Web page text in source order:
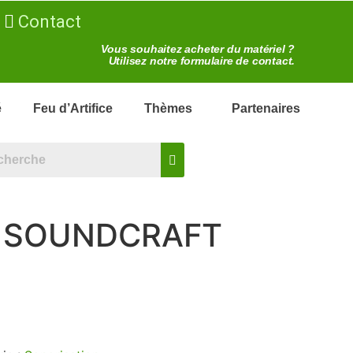
Contact
Vous souhaitez acheter du matériel ?
Utilisez notre formulaire de contact.
Feu d’Artifice Thèmes Partenaires